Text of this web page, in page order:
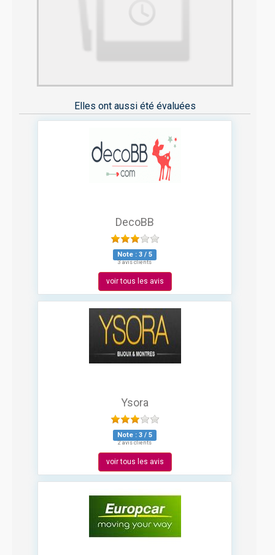
Elles ont aussi été évaluées
DecoBB
Note : 3 / 5
3 avis clients
voir tous les avis
Ysora
Note : 3 / 5
2 avis clients
voir tous les avis